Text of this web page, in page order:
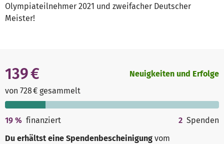
Olympiateilnehmer 2021 und zweifacher Deutscher
Meister!
139 €
von 728 € gesammelt
Neuigkeiten und Erfolge
19 % finanziert 2 Spenden
Du erhältst eine Spendenbescheinigung vom